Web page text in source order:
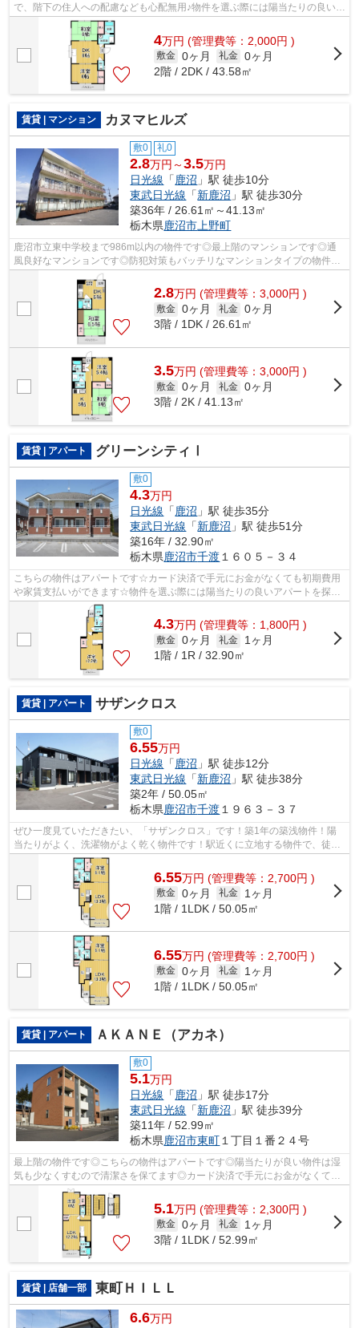
で、階下の住人への配慮なども心配無用♪物件を選ぶ際には陽当たりの良い物
件を探したいですね♪今回はそんな物...
4万円 (管理費等：2,000円 )
敷金 0ヶ月 礼金 0ヶ月
2階 / 2DK / 43.58㎡
賃貸 | マンション カヌマヒルズ
敷0 礼0
2.8万円～3.5万円
日光線 「 鹿沼 」駅 徒歩10分
東武日光線 「新鹿沼 」駅 徒歩30分
築36年 / 26.61㎡～41.13㎡
栃木県鹿沼市 上野町
鹿沼市立東中学校まで986m以内の物件です◎最上階のマンションです◎通
風良好なマンションです◎防犯対策もバッチリなマンションタイプの物件で
す◎賃貸物件をお探しの方は、ぜひ当社にお...
2.8万円 (管理費等：3,000円 )
敷金 0ヶ月 礼金 0ヶ月
3階 / 1DK / 26.61㎡
3.5万円 (管理費等：3,000円 )
敷金 0ヶ月 礼金 0ヶ月
3階 / 2K / 41.13㎡
賃貸 | アパート グリーンシティⅠ
敷0
4.3万円
日光線 「鹿沼 」駅 徒歩35分
東武日光線 「新鹿沼 」駅 徒歩51分
築16年 / 32.90㎡
栃木県鹿沼市千渡 １６０５－３４
こちらの物件はアパートです☆カード決済で手元にお金がなくても初期費用
や家賃支払いができます☆物件を選ぶ際には陽当たりの良いアパートを探し
たいですね☆今回はそんな物件をご用意致...
4.3万円 (管理費等：1,800円 )
敷金 0ヶ月 礼金
1ヶ月
1階 / 1R / 32.90㎡
賃貸 | アパート サザンクロス
敷0
6.55万円
日光線 「鹿沼 」駅 徒歩12分
東武日光線 「新鹿沼 」駅 徒歩38分
築2年 / 50.05㎡
栃木県鹿沼市千渡１９６３－３７
ぜひ一度見ていただきたい、「サザンクロス」です！築1年の築浅物件！陽
当たりがよく、洗濯物がよく乾く物件です！駅近くに立地する物件で、徒歩
12分程でアクセスできます！エスケーホ...
6.55万円 (管理費等：2,700円 )
敷金 0ヶ月 礼金
1ヶ月
1階 / 1LDK / 50.05㎡
6.55万円 (管理費等：2,700円 )
敷金 0ヶ月 礼金
1ヶ月
1階 / 1LDK / 50.05㎡
賃貸 | アパート ＡＫＡＮＥ（アカネ）
敷0
5.1万円
日光線 「 鹿沼 」駅 徒歩17分
東武日光線 「新鹿沼 」駅 徒歩39分
築11年 / 52.99㎡
栃木県鹿沼市東町 １丁目１番２４号
最上階の物件です◎こちらの物件はアパートです◎陽当たりが良い物件は湿
気も少なくすむので清潔さを保てます◎カード決済で手元にお金がなくても
初期費用や家賃支払いができます◎エスケ...
5.1万円 (管理費等：2,300円 )
敷金 0ヶ月 礼金
1ヶ月
3階 / 1LDK / 52.99㎡
賃貸 | 店舗一部 東町ＨＩＬＬ
6.6万円